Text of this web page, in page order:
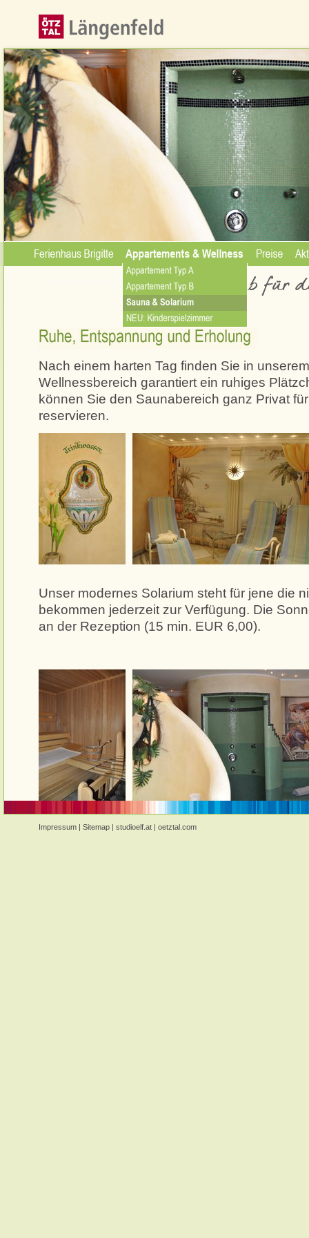
Nach einem harten Tag finden Sie in
Wellnessbereich garantiert ein ruhiges
können Sie den Saunabereich ganz Privat
reservieren.
Unser modernes Solarium steht für jene die
bekommen jederzeit zur Verfügung. Die
an der Rezeption (15 min. EUR 6,00).
Impressum | Sitemap | studioelf.at | oetztal.com